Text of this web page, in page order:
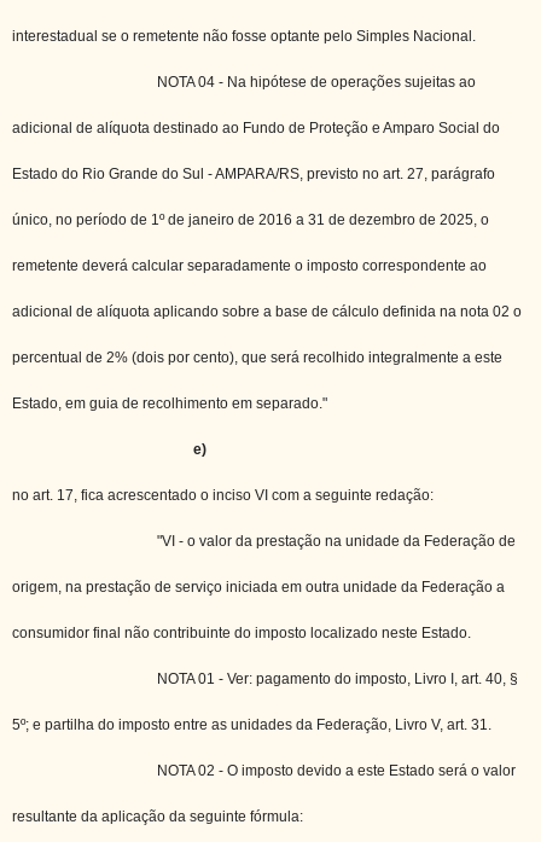
interestadual se o remetente não fosse optante pelo Simples Nacional.
NOTA 04 - Na hipótese de operações sujeitas ao
adicional de alíquota destinado ao Fundo de Proteção e Amparo Social do
Estado do Rio Grande do Sul - AMPARA/RS, previsto no art. 27, parágrafo
único, no período de 1º de janeiro de 2016 a 31 de dezembro de 2025, o
remetente deverá calcular separadamente o imposto correspondente ao
adicional de alíquota aplicando sobre a base de cálculo definida na nota 02 o
percentual de 2% (dois por cento), que será recolhido integralmente a este
Estado, em guia de recolhimento em separado."
e)
no art. 17, fica acrescentado o inciso VI com a seguinte redação:
"VI - o valor da prestação na unidade da Federação de
origem, na prestação de serviço iniciada em outra unidade da Federação a
consumidor final não contribuinte do imposto localizado neste Estado.
NOTA 01 - Ver: pagamento do imposto, Livro I, art. 40, §
5º; e partilha do imposto entre as unidades da Federação, Livro V, art. 31.
NOTA 02 - O imposto devido a este Estado será o valor
resultante da aplicação da seguinte fórmula: